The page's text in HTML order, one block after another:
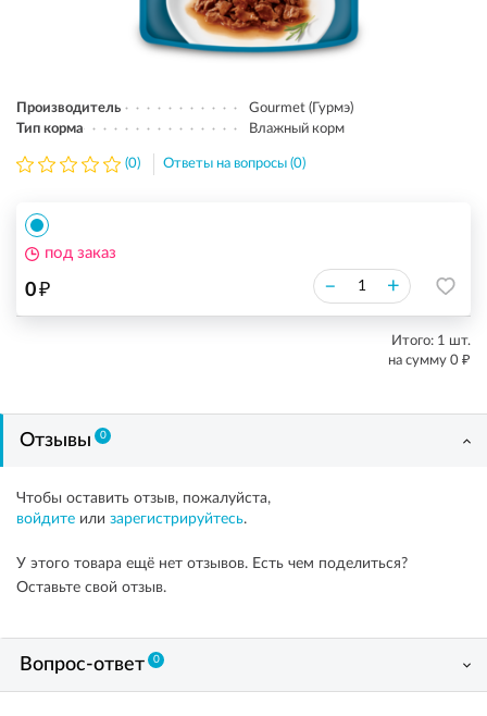
Производитель
Gourmet (Гурмэ)
Тип корма
Влажный корм
(0) Ответы на вопросы (0)
0₽ – +
под заказ
Итого: 1 шт.
на сумму 0 ₽
Отзывы 0
Чтобы оставить отзыв, пожалуйста,
войдите или зарегистрируйтесь.
У этого товара ещё нет отзывов. Есть чем поделиться?
Оставьте свой отзыв.
Вопрос-ответ 0